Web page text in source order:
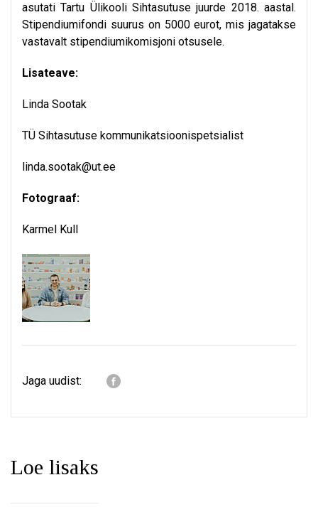
asutati Tartu Ülikooli Sihtasutuse juurde 2018. aastal.
Stipendiumifondi suurus on 5000 eurot, mis jagatakse
vastavalt stipendiumikomisjoni otsusele.
Lisateave:
Linda Sootak
TÜ Sihtasutuse kommunikatsioonispetsialist
linda.sootak@ut.ee
Fotograaf:
Karmel Kull
Jaga uudist:
Loe lisaks